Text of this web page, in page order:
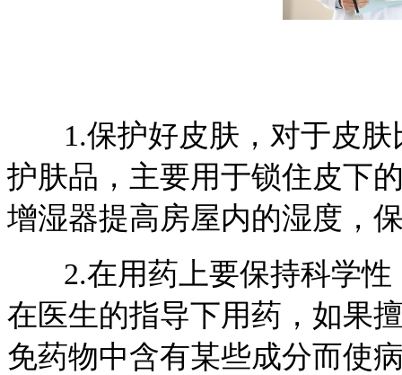
1.保护好皮肤，对于皮肤
护肤品，主要用于锁住皮下
增湿器提高房屋内的湿度，
2.在用药上要保持科学性
在医生的指导下用药，如果
免药物中含有某些成分而使